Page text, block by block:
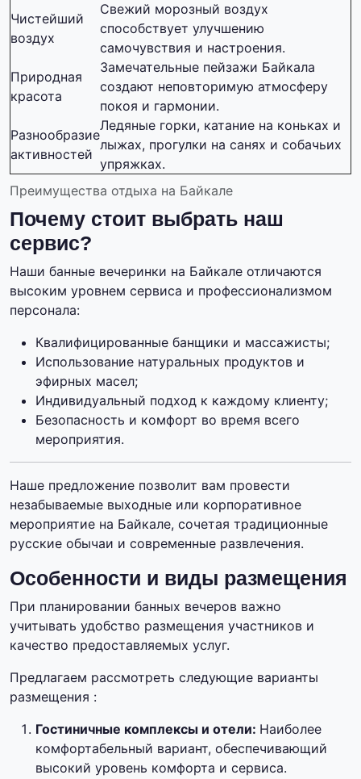
Преимущества отдыха на Байкале
Чистейший
воздух
Свежий морозный воздух
способствует улучшению
самочувствия и настроения.
Природная
красота
Замечательные пейзажи Байкала
создают неповторимую атмосферу
покоя и гармонии.
Разнообразие
активностей
Ледяные горки, катание на коньках и
лыжах, прогулки на санях и собачьих
упряжках.
Почему стоит выбрать наш
сервис?
Наши банные вечеринки на Байкале отличаются
высоким уровнем сервиса и профессионализмом
персонала:
Квалифицированные банщики и массажисты;
Использование натуральных продуктов и
эфирных масел;
Индивидуальный подход к каждому клиенту;
Безопасность и комфорт во время всего
мероприятия.
Наше предложение позволит вам провести
незабываемые выходные или корпоративное
мероприятие на Байкале, сочетая традиционные
русские обычаи и современные развлечения.
Особенности и виды размещения
При планировании банных вечеров важно
учитывать удобство размещения участников и
качество предоставляемых услуг.
Предлагаем рассмотреть следующие варианты
размещения :
Гостиничные комплексы и отели: Наиболее
комфортабельный вариант, обеспечивающий
высокий уровень комфорта и сервиса.